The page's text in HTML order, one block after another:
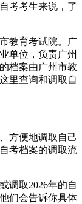
考考生来说，了
教育考试院。广
单位，负责广州
档案由广州市教
里查询和调取自
方便地调取自己
考档案的调取流
调取2026年的自
们会告诉你具体